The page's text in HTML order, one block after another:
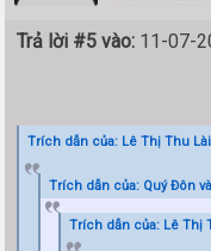
Trả lời #5 vào: 11-07-
Trích dẫn của: Lê Thị Thu Lài
Trích dẫn của: Quý Đôn
Trích dẫn của: Lê Thị